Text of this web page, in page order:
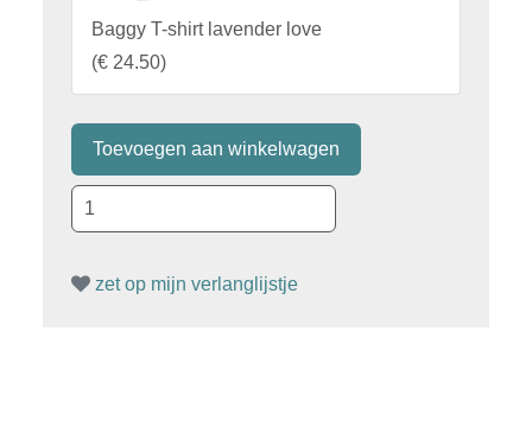
Baggy T-shirt lavender love
(€ 24.50)
zet op mijn verlanglijstje